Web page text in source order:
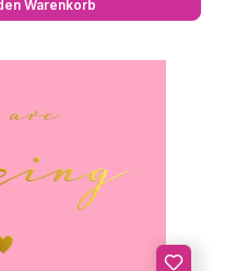
Warenkorb